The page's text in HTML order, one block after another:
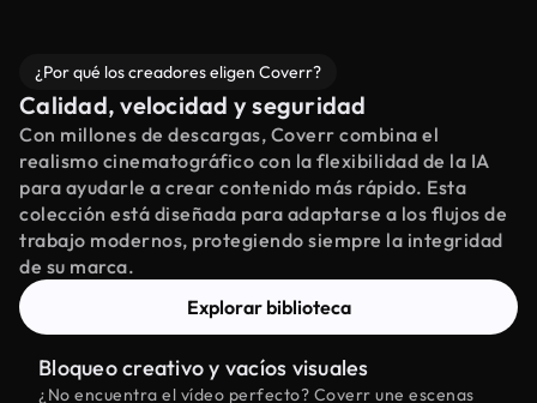
¿Por qué los creadores eligen Coverr?
Calidad, velocidad y seguridad
Con millones de descargas, Coverr combina el
realismo cinematográfico con la flexibilidad de la IA
para ayudarle a crear contenido más rápido. Esta
colección está diseñada para adaptarse a los flujos de
trabajo modernos, protegiendo siempre la integridad
de su marca.
Explorar biblioteca
Bloqueo creativo y vacíos visuales
¿No encuentra el vídeo perfecto? Coverr une escenas